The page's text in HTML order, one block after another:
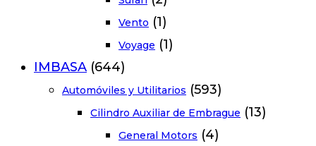
Vento (1)
Voyage (1)
IMBASA (644)
Automóviles y Utilitarios (593)
Cilindro Auxiliar de Embrague (13)
General Motors (4)